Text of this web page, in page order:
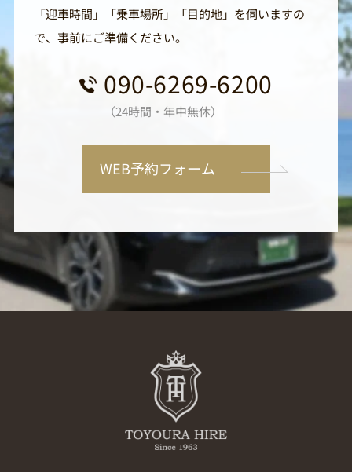
「迎車時間」「乗車場所」「目的地」を伺いますの
で、事前にご準備ください。
090-6269-6200
（24時間・年中無休）
WEB予約フォーム